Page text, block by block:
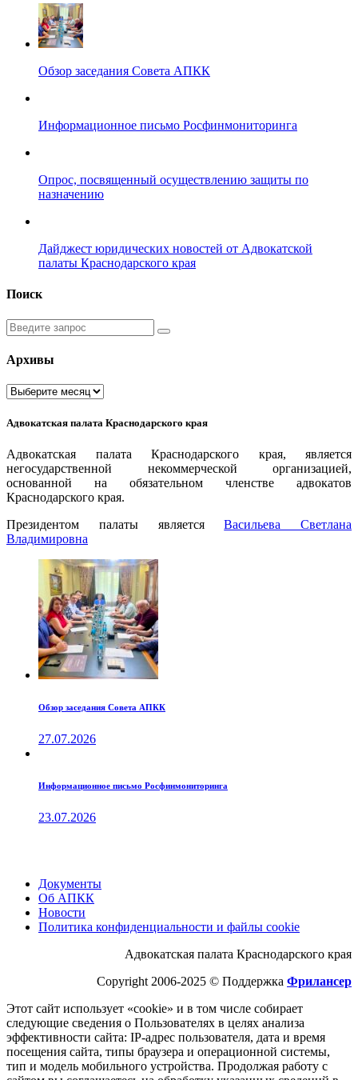
Обзор заседания Совета АПКК
Информационное письмо Росфинмониторинга
Опрос, посвященный осуществлению защиты по
назначению
Дайджест юридических новостей от Адвокатской
палаты Краснодарского края
Поиск
Введите
запрос
Архивы
Архивы
Адвокатская палата Краснодарского края
Адвокатская палата Краснодарского края, является
негосударственной некоммерческой организацией,
основанной на обязательном членстве адвокатов
Краснодарского края.
Президентом палаты являетсяВаcильева Светлана
Владимировна
Обзор заседания Совета АПКК
27.07.2026
Информационное письмо Росфинмониторинга
23.07.2026
Документы
Об АПКК
Новости
Политика конфиденциальности и файлы cookie
Адвокатская палата Краснодарского края
Copyright 2006-2025 © Поддержка Фрилансер
Этот cайт использует «cookie» и в том числе собирает
следующие сведения о Пользователях в целях анализа
эффективности cайта: IP-адрес пользователя, дата и время
посещения cайта, типы браузера и операционной системы,
тип и модель мобильного устройства. Продолжая работу с